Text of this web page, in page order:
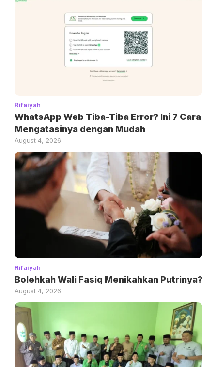
Rifaiyah
WhatsApp Web Tiba-Tiba Error? Ini 7 Cara
Mengatasinya dengan Mudah
August 4, 2026
Rifaiyah
Bolehkah Wali Fasiq Menikahkan Putrinya?
August 4, 2026